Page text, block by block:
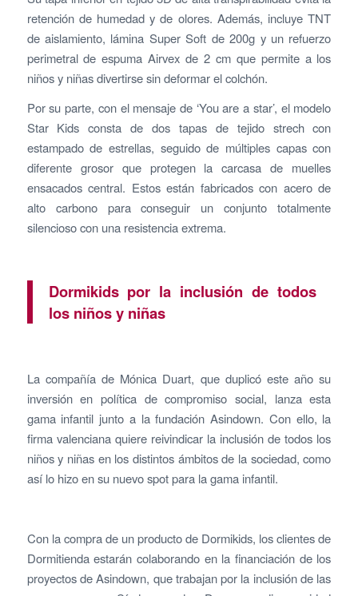
retención de humedad y de olores. Además, incluye TNT
de aislamiento, lámina Super Soft de 200g y un refuerzo
perimetral de espuma Airvex de 2 cm que permite a los
niños y niñas divertirse sin deformar el colchón.
Por su parte, con el mensaje de ‘You are a star’, el modelo
Star Kids consta de dos tapas de tejido strech con
estampado de estrellas, seguido de múltiples capas con
diferente grosor que protegen la carcasa de muelles
ensacados central. Estos están fabricados con acero de
alto carbono para conseguir un conjunto totalmente
silencioso con una resistencia extrema.
Dormikids por la inclusión de todos
los niños y niñas
La compañía de Mónica Duart, que duplicó este año su
inversión en política de compromiso social, lanza esta
gama infantil junto a la fundación Asindown. Con ello, la
firma valenciana quiere reivindicar la inclusión de todos los
niños y niñas en los distintos ámbitos de la sociedad, como
así lo hizo en su nuevo spot para la gama infantil.
Con la compra de un producto de Dormikids, los clientes de
Dormitienda estarán colaborando en la financiación de los
proyectos de Asindown, que trabajan por la inclusión de las